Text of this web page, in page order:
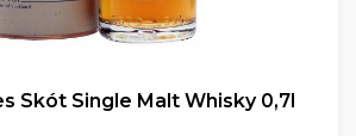
Skót Single Malt Whisky 0,7l